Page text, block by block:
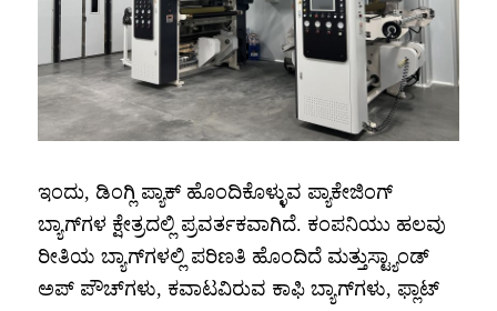
ಇಂದು, ಡಿಂಗ್ಲಿ ಪ್ಯಾಕ್ ಹೊಂದಿಕೊಳ್ಳುವ ಪ್ಯಾಕೇಜಿಂಗ್
ಬ್ಯಾಗ್‌ಗಳ ಕ್ಷೇತ್ರದಲ್ಲಿ ಪ್ರವರ್ತಕವಾಗಿದೆ. ಕಂಪನಿಯು ಹಲವು
ರೀತಿಯ ಬ್ಯಾಗ್‌ಗಳಲ್ಲಿ ಪರಿಣತಿ ಹೊಂದಿದೆ ಮತ್ತುಸ್ಟ್ಯಾಂಡ್
ಅಪ್ ಪೌಚ್‌ಗಳು, ಕವಾಟವಿರುವ ಕಾಫಿ ಬ್ಯಾಗ್‌ಗಳು, ಫ್ಲಾಟ್